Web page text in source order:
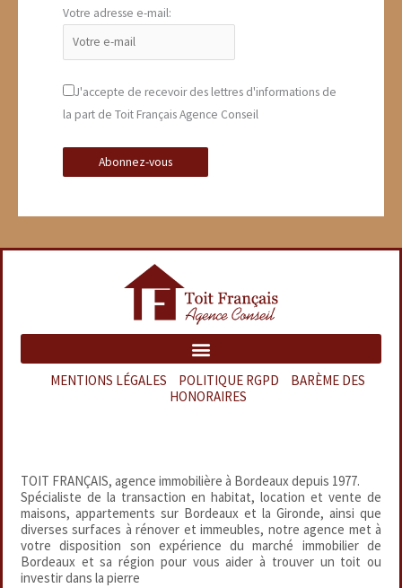
Votre adresse e-mail:
J'accepte de recevoir des lettres d'informations de
la part de Toit Français Agence Conseil
MENTIONS LÉGALES POLITIQUE RGPD
BARÈME DES
HONORAIRES
TOIT FRANÇAIS, agence immobilière à Bordeaux depuis 1977.
Spécialiste de la transaction en habitat, location et vente de
maisons, appartements sur Bordeaux et la Gironde, ainsi que
diverses surfaces à rénover et immeubles, notre agence met à
votre disposition son expérience du marché immobilier de
Bordeaux et sa région pour vous aider à trouver un toit ou
investir dans la pierre